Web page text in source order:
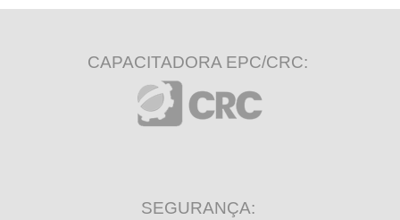
CAPACITADORA EPC/CRC:
SEGURANÇA: